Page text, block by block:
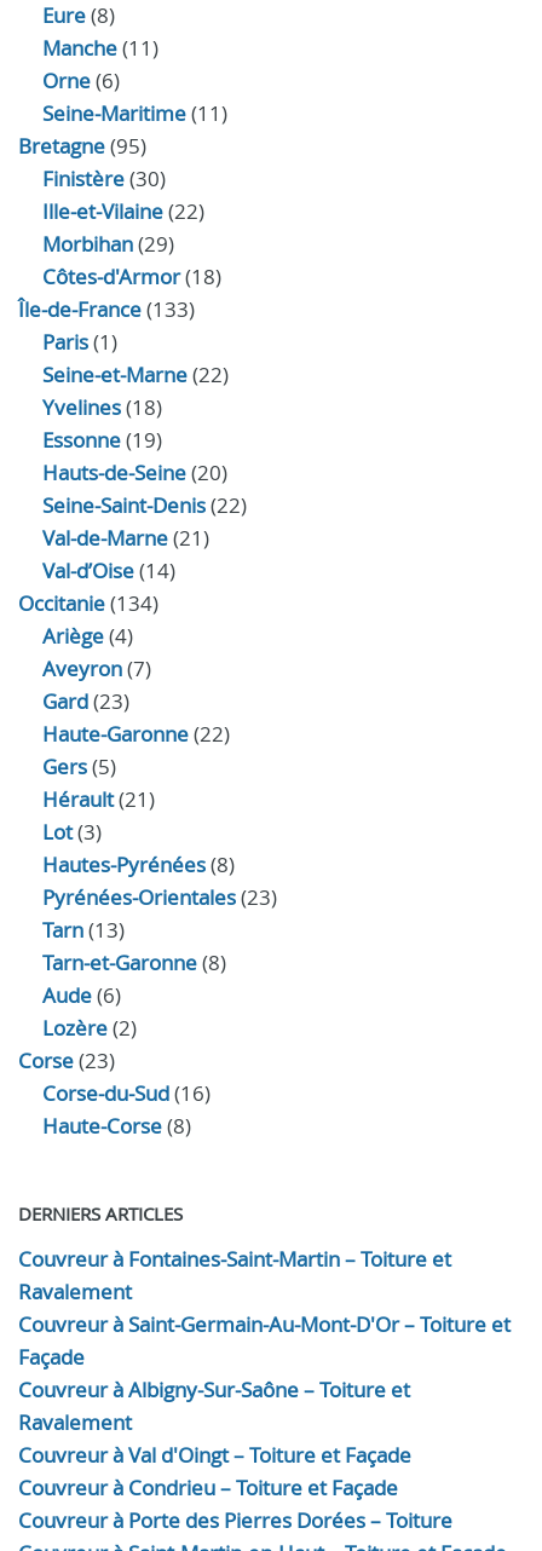
Eure(8)
Manche(11)
Orne(6)
Seine-Maritime(11)
Bretagne(95)
Finistère(30)
Ille-et-Vilaine(22)
Morbihan(29)
Côtes-d'Armor(18)
Île-de-France(133)
Paris(1)
Seine-et-Marne(22)
Yvelines(18)
Essonne(19)
Hauts-de-Seine(20)
Seine-Saint-Denis(22)
Val-de-Marne(21)
Val-d’Oise(14)
Occitanie(134)
Ariège(4)
Aveyron(7)
Gard(23)
Haute-Garonne(22)
Gers(5)
Hérault(21)
Lot(3)
Hautes-Pyrénées(8)
Pyrénées-Orientales(23)
Tarn(13)
Tarn-et-Garonne(8)
Aude(6)
Lozère(2)
Corse(23)
Corse-du-Sud(16)
Haute-Corse(8)
DERNIERS ARTICLES
Couvreur à Fontaines-Saint-Martin – Toiture et
Ravalement
Couvreur à Saint-Germain-Au-Mont-D'Or – Toiture et
Façade
Couvreur à Albigny-Sur-Saône – Toiture et
Ravalement
Couvreur à Val d'Oingt – Toiture et Façade
Couvreur à Condrieu – Toiture et Façade
Couvreur à Porte des Pierres Dorées – Toiture